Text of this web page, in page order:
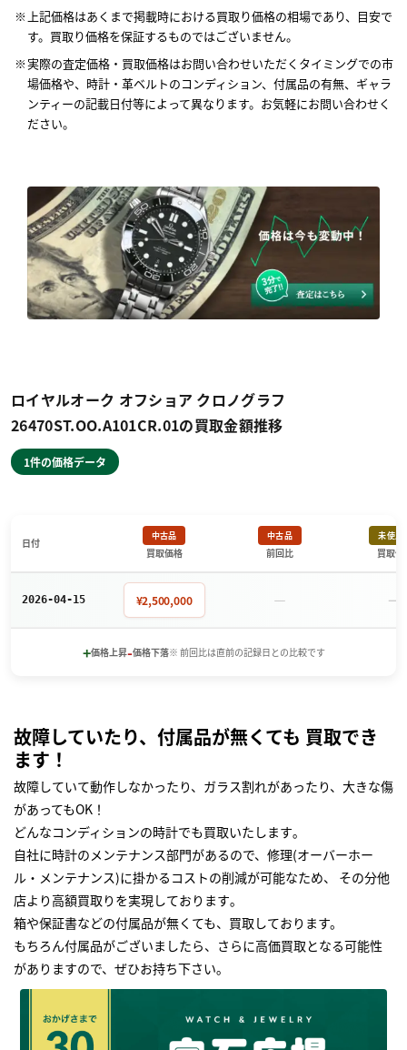
上記価格はあくまで掲載時における買取り価格の相場であり、目安で
す。買取り価格を保証するものではございません。
実際の査定価格・買取価格はお問い合わせいただくタイミングでの市
場価格や、時計・革ベルトのコンディション、付属品の有無、ギャラ
ンティーの記載日付等によって異なります。お気軽にお問い合わせく
ださい。
ロイヤルオーク オフショア クロノグラフ
26470ST.OO.A101CR.01の買取金額推移
1件の価格データ
日付
中古品
買取価格
中古品
前回比
未使用
買取価
2026-04-15 ¥2,500,000 － －
+価格上昇-価格下落※ 前回比は直前の記録日との比較です
故障していたり、付属品が無くても 買取でき
ます！
故障していて動作しなかったり、ガラス割れがあったり、大きな傷
があってもOK！
どんなコンディションの時計でも買取いたします｡
自社に時計のメンテナンス部門があるので、修理(オーバーホー
ル・メンテナンス)に掛かるコストの削減が可能なため、 その分他
店より高額買取りを実現しております｡
箱や保証書などの付属品が無くても、買取しております。
もちろん付属品がございましたら、さらに高価買取となる可能性
がありますので、ぜひお持ち下さい｡